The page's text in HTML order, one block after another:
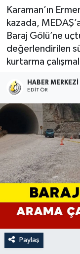
Karaman’ın
kazada,
Baraj Gölü’ne
değerlendirilen
kurtarma
HABER MERKEZI
EDITÖR
Paylaş